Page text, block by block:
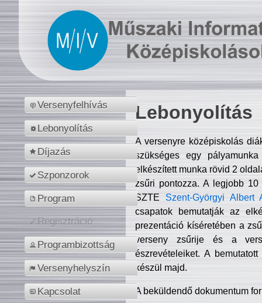
Versenyfelhívás
Lebonyolítás
Díjazás
Szponzorok
Program
Regisztráció
Programbizottság
Versenyhelyszín
Kapcsolat
Lebonyolítás
A versenyre középiskolás
szükséges egy
elkészített munka rövid 2
zsűri pontozza. A legjobb
SZTE Szent-Györgyi Albert
csapatok bemutatják az
prezentáció kíséretében a
verseny zsűrije és a
észrevételeiket. A
készül majd.
A beküldendő dokumentum